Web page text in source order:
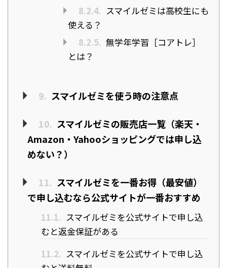
8.2.4. スマイルゼミは高校生にも
使える？
8.2.5. 無学年学習［コアトレ］
とは？
9. スマイルゼミを使う時の注意点
10. スマイルゼミの販売店一覧（楽天・
Amazon・Yahooショッピングでは申し込
めない？）
11. スマイルゼミを一番お得（最安値）
で申し込むなら公式サイトが一番おすすめ
11.1. スマイルゼミを公式サイトで申し込
むと返金保証がある
11.2. スマイルゼミを公式サイトで申し込